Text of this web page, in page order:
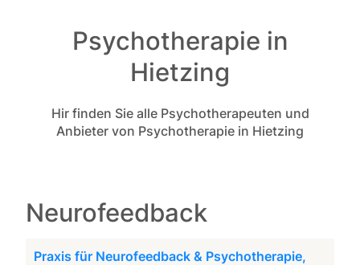
Psychotherapie in
Hietzing
Hir finden Sie alle Psychotherapeuten und
Anbieter von Psychotherapie in Hietzing
Neurofeedback
Praxis für Neurofeedback & Psychotherapie,